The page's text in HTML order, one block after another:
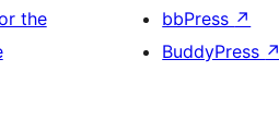
the
bbPress ↗
BuddyPress ↗